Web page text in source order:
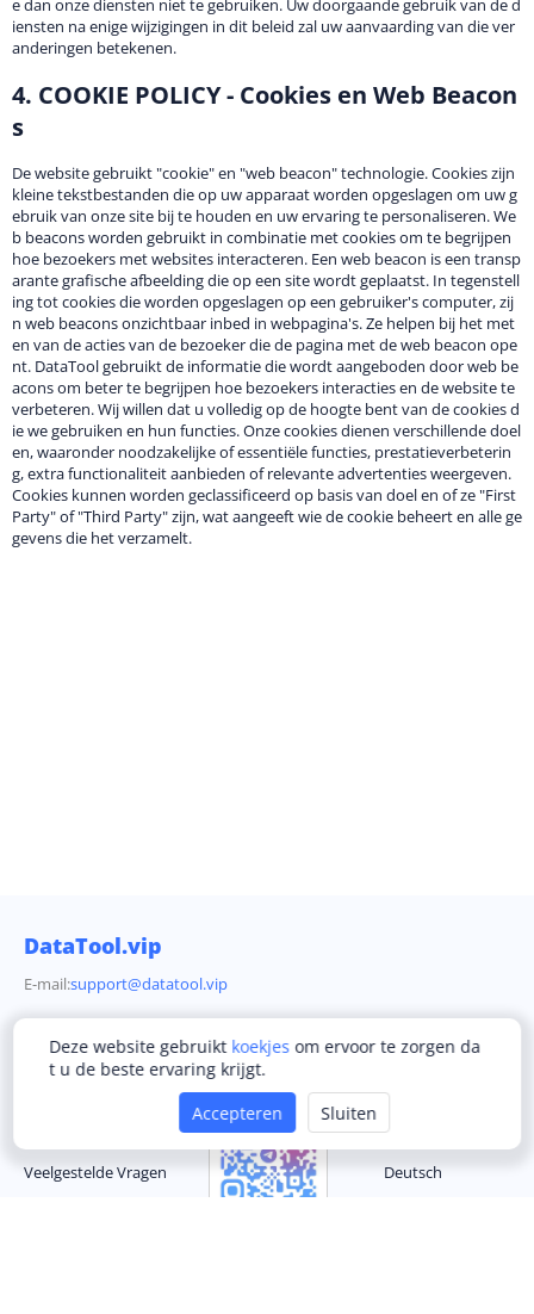
e dan onze diensten niet te gebruiken. Uw doorgaande gebruik van de d
iensten na enige wijzigingen in dit beleid zal uw aanvaarding van die ver
anderingen betekenen.
4. COOKIE POLICY - Cookies en Web Beacon
s
De website gebruikt "cookie" en "web beacon" technologie. Cookies zijn
kleine tekstbestanden die op uw apparaat worden opgeslagen om uw g
ebruik van onze site bij te houden en uw ervaring te personaliseren. We
b beacons worden gebruikt in combinatie met cookies om te begrijpen
hoe bezoekers met websites interacteren. Een web beacon is een transp
arante grafische afbeelding die op een site wordt geplaatst. In tegenstell
ing tot cookies die worden opgeslagen op een gebruiker's computer, zij
n web beacons onzichtbaar inbed in webpagina's. Ze helpen bij het met
en van de acties van de bezoeker die de pagina met de web beacon ope
nt. DataTool gebruikt de informatie die wordt aangeboden door web be
acons om beter te begrijpen hoe bezoekers interacties en de website te
verbeteren. Wij willen dat u volledig op de hoogte bent van de cookies d
ie we gebruiken en hun functies. Onze cookies dienen verschillende doel
en, waaronder noodzakelijke of essentiële functies, prestatieverbeterin
g, extra functionaliteit aanbieden of relevante advertenties weergeven.
Cookies kunnen worden geclassificeerd op basis van doel en of ze "First
Party" of "Third Party" zijn, wat aangeeft wie de cookie beheert en alle ge
gevens die het verzamelt.
DataTool.vip
E-mail:support@datatool.vip
Bedrijf
Veelgestelde Vragen
Telegram Gemeenschap
简体中文
Deutsch
Deze website gebruikt koekjesom ervoor te zorgen da
t u de beste ervaring krijgt.
Accepteren
Sluiten